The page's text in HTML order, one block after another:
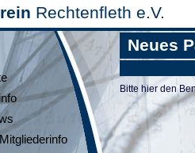
Rechtenfleth e.V.
Mitgliederinfo
Neues
Bitte hier den